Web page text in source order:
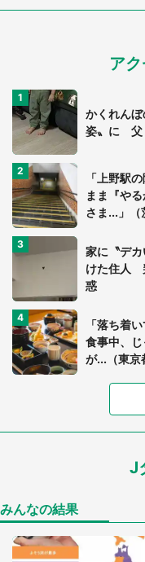
ア
かくれん
姿〟に 父
「上野駅
まま『や
さま...」（
家に〝デ
けた住人
惑
「落ち着
食事中、
が...（東京
「富豪す
7万人驚
ードル高い
「閉所恐
「ゾワゾ
J
みんなの結果